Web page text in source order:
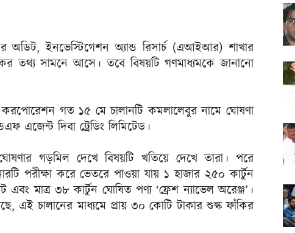
অডিট, ইনভেস্টিগেশন অ্যান্ড রিসার্চ (এআইআর) শাখার
তথ্য সামনে আসে। তবে বিষয়টি গণমাধ্যমকে জানানো
করপোরেশন গত ১৫ মে চালানটি কমলালেবুর নামে ঘোষণা
এজেন্ট দিবা ট্রেডিং লিমিটেড।
গড়মিল দেখে বিষয়টি খতিয়ে দেখে তারা। পরে
পরীক্ষা করে ভেতরে পাওয়া যায় ১ হাজার ২৫০ কার্টুন
এবং মাত্র ৩৮ কার্টুন ঘোষিত পণ্য ‘ফ্রেশ ন্যাভেল অরেঞ্জ’।
এই চালানের মাধ্যমে প্রায় ৩০ কোটি টাকার শুল্ক ফাঁকির